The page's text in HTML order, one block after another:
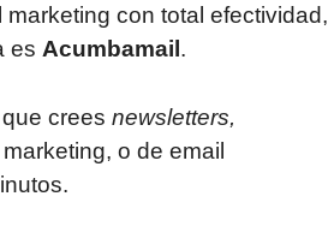
con total efectividad,
es Acumbamail .
crees newsletters,
o de email